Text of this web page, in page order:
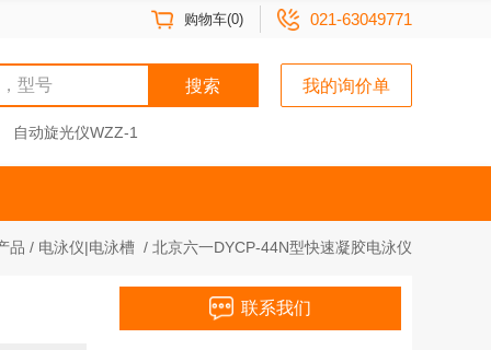
购物车(0) 021-63049771
搜索
自动旋光仪WZZ-1
我的询价单
品 / 电泳仪|电泳槽 / 北京六一DYCP-44N型快速凝胶电泳仪
联系我们